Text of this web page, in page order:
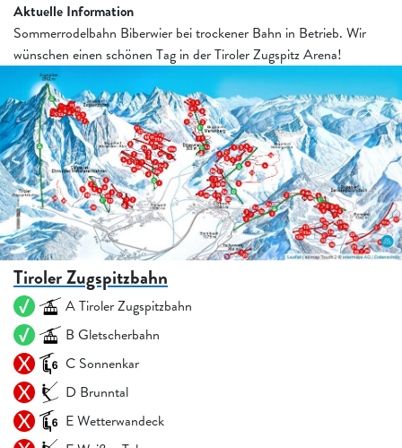
Aktuelle Information
Sommerrodelbahn Biberwier bei trockener Bahn in Betrieb. Wir
wünschen einen schönen Tag in der Tiroler Zugspitz Arena!
Tiroler Zugspitzbahn
A Tiroler Zugspitzbahn
B Gletscherbahn
C Sonnenkar
D Brunntal
E Wetterwandeck